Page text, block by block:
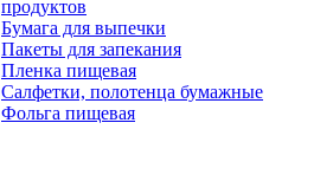
продуктов
Бумага для выпечки
Пакеты для запекания
Пленка пищевая
Салфетки, полотенца бумажные
Фольга пищевая